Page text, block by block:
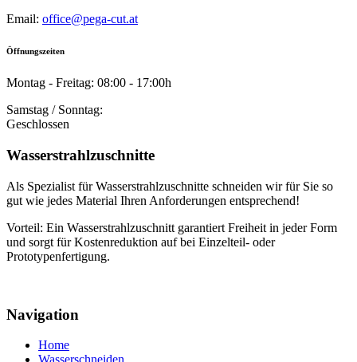
Email: office@pega-cut.at
Öffnungszeiten
Montag - Freitag: 08:00 - 17:00h
Samstag / Sonntag:
Geschlossen
Wasserstrahlzuschnitte
Als Spezialist für Wasserstrahlzuschnitte schneiden wir für Sie so
gut wie jedes Material Ihren Anforderungen entsprechend!
Vorteil: Ein Wasserstrahlzuschnitt garantiert Freiheit in jeder Form
und sorgt für Kostenreduktion auf bei Einzelteil- oder
Prototypenfertigung.
Navigation
Home